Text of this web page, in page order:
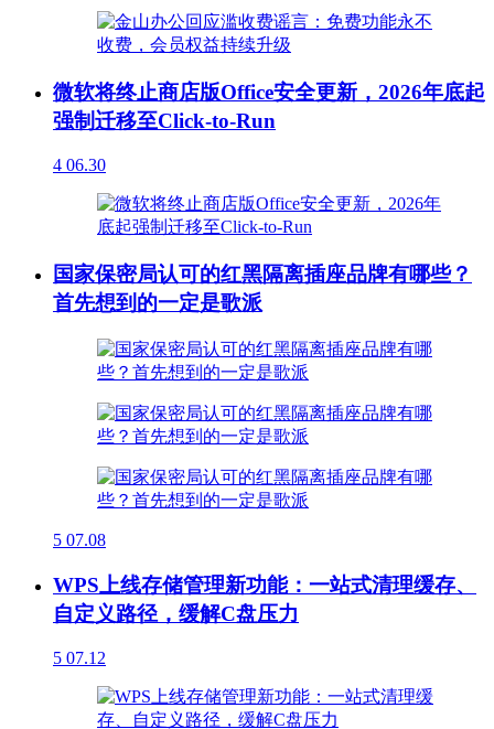
微软将终止商店版Office安全更新，2026年底起
强制迁移至Click-to-Run
4 06.30
国家保密局认可的红黑隔离插座品牌有哪些？
首先想到的一定是歌派
5 07.08
WPS上线存储管理新功能：一站式清理缓存、
自定义路径，缓解C盘压力
5 07.12